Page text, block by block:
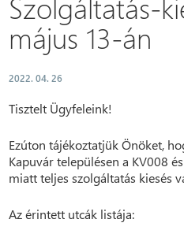
május 13-án
2022. 04. 26
Tisztelt Ügyfeleink!
Ezúton tájékoztatjük Önöket,
Kapuvár településen a KV008
miatt teljes szolgáltatás kiesés
Az érintett utcák listája: